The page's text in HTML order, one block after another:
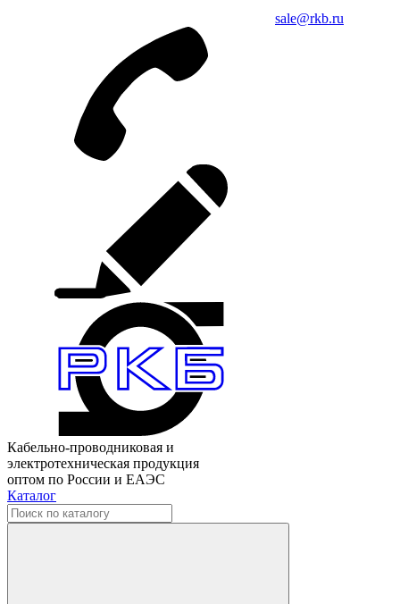
sale@rkb.ru
Кабельно-проводниковая и
электротехническая продукция
оптом по России и ЕАЭС
Каталог